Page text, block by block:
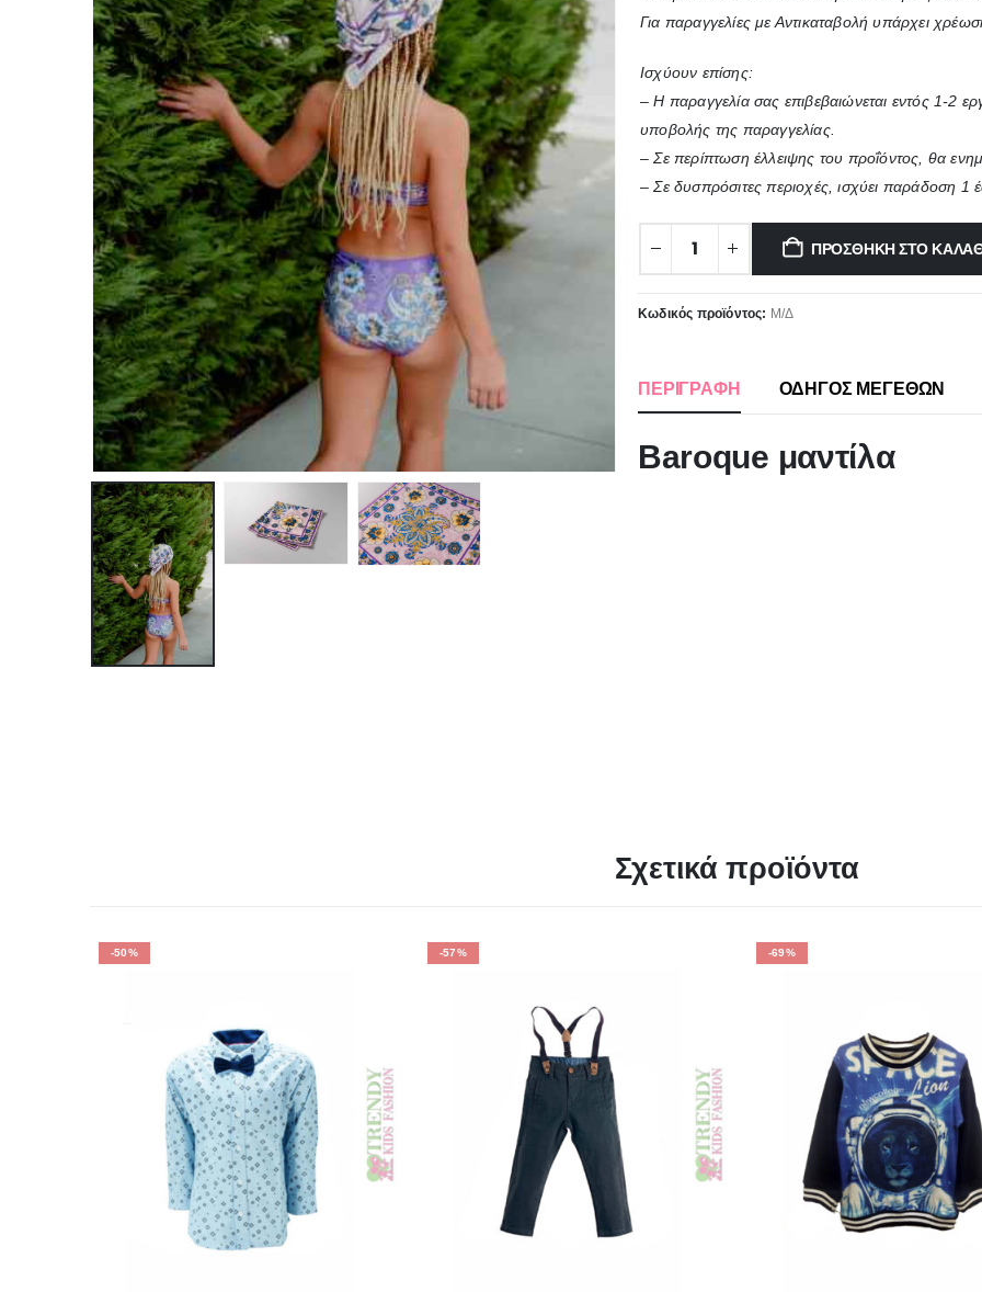
Για παραγγελίες με Αντικαταβολή υπάρχει
Ισχύουν επίσης:
– Η παραγγελία σας επιβεβαιώνεται εντός 1-2
υποβολής της παραγγελίας.
– Σε περίπτωση έλλειψης του προΐόντος, θα
– Σε δυσπρόσιτες περιοχές, ισχύει παράδοση 1
ΠΡΟΣΘΉΚΗ ΣΤΟ
Κωδικός προϊόντος: Μ/Δ
ΠΕΡΙΓΡΑΦΉ ΟΔΗΓΟΣ ΜΕΓΕΘΩΝ
Baroque μαντίλα
Σχετικά προϊόντα
-50% -57% -69%